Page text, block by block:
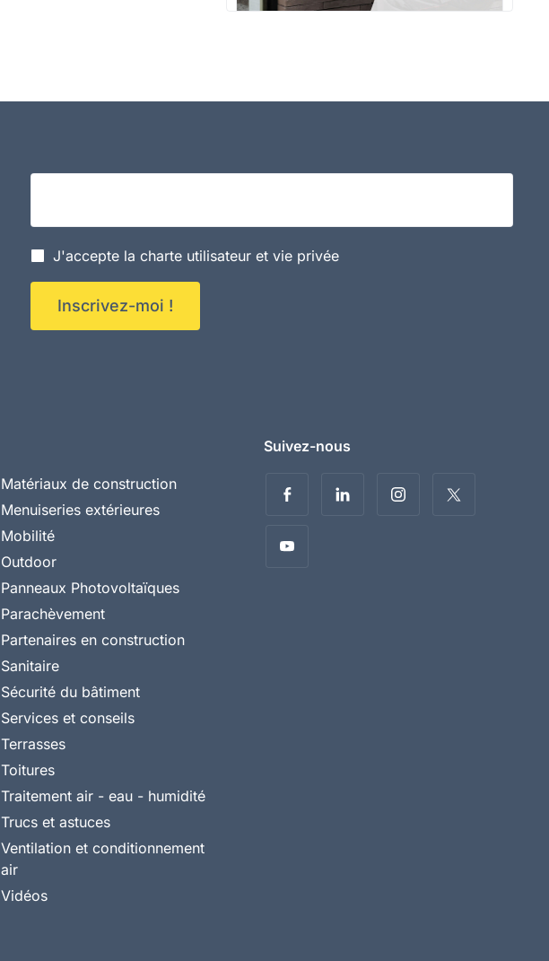
J'accepte la charte utilisateur et vie privée
Inscrivez-moi !
Matériaux de construction
Menuiseries extérieures
Mobilité
Outdoor
Panneaux Photovoltaïques
Parachèvement
Partenaires en construction
Sanitaire
Sécurité du bâtiment
Services et conseils
Terrasses
Toitures
Traitement air - eau - humidité
Trucs et astuces
Ventilation et conditionnement
air
Vidéos
Suivez-nous